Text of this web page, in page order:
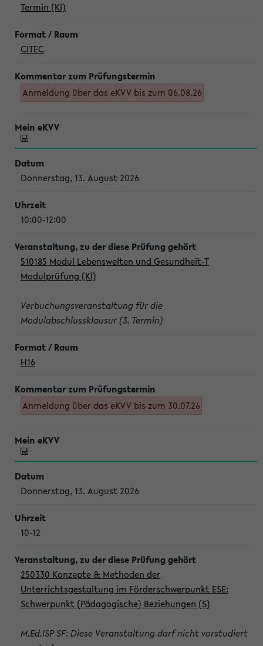
Termin (Kl)
CITEC
Anmeldung über das eKVV bis zum 06.08.26
Donnerstag, 13. August 2026
10:00-12:00
510185 Modul Lebenswelten und Gesundheit-T
Modulprüfung (Kl)
Verbuchungsveranstaltung für die
Modulabschlussklausur (3. Termin)
H16
Anmeldung über das eKVV bis zum 30.07.26
Donnerstag, 13. August 2026
10-12
250330 Konzepte & Methoden der
Unterrichtsgestaltung im Förderschwerpunkt ESE:
Schwerpunkt (Pädagogische) Beziehungen (S)
M.Ed.ISP SF: Diese Veranstaltung darf nicht vorstudiert